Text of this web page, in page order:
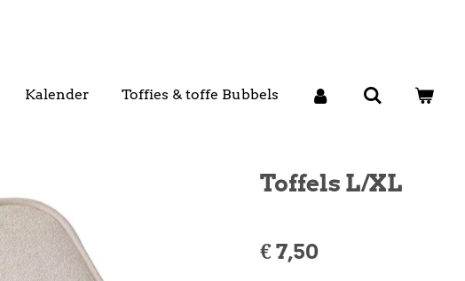
Kalender Toffies & toffe Bubbels
Toffels L/XL
€ 7,50